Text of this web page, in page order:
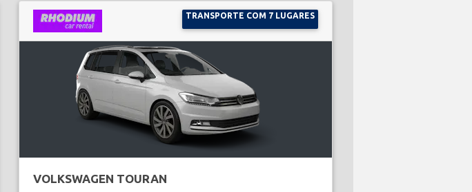
TRANSPORTE COM 7 LUGARES
VOLKSWAGEN TOURAN